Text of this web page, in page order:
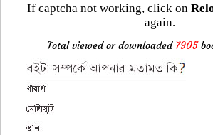
If captcha not working, click on
again.
Total viewed or downloaded 7905